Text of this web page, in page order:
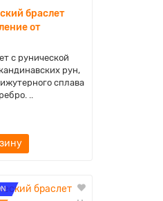
браслет
от
с рунической
рун,
сплава
..